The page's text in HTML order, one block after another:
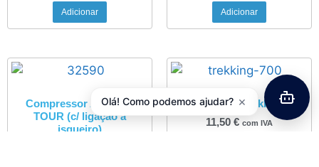
Adicionar Adicionar
Compressor AirMan®
TOUR (c/ ligação a
isqueiro)
Bidão ZÉFAL Trekking 700
11,50 € com IVA
Olá! Como podemos ajudar? ×